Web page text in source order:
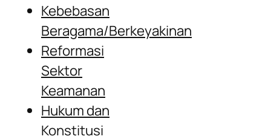
Kebebasan
Beragama/Berkeyakinan
Reformasi
Sektor
Keamanan
Hukum dan
Konstitusi